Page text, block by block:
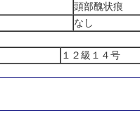
頭部醜状痕
なし
１２級１４号